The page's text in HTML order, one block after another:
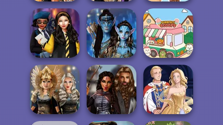
BFFs' Birthday
Bash For Babs
Alice and
Friends:
Enchanted W...
Tattoo Master 3D:
Crazy Art
Hogwarts
Princesses
Avatar Na'vi
Warriors Saga
Purr-fect Scoops